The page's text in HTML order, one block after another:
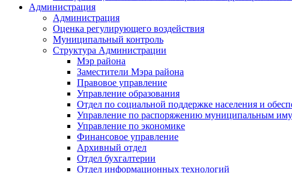
Администрация
Администрация
Оценка регулирующего воздействия
Муниципальный контроль
Структура Администрации
Мэр района
Заместители Мэра района
Правовое управление
Управление образования
Отдел по социальной поддержке населения и
Управление по распоряжению муниципальным
Управление по экономике
Финансовое управление
Архивный отдел
Отдел бухгалтерии
Отдел информационных технологий